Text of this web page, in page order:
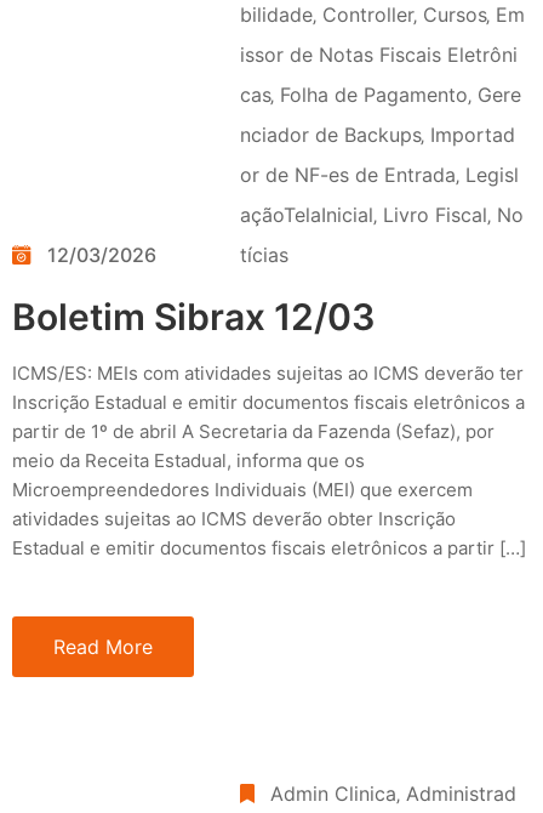
12/03/2026
bilidade‚ Controller‚ Cursos‚ Em
issor de Notas Fiscais Eletrôni
cas‚ Folha de Pagamento‚ Gere
nciador de Backups‚ Importad
or de NF-es de Entrada‚ Legisl
açãoTelaInicial‚ Livro Fiscal‚ No
tícias
Boletim Sibrax 12/03
ICMS/ES: MEIs com atividades sujeitas ao ICMS deverão ter
Inscrição Estadual e emitir documentos fiscais eletrônicos a
partir de 1º de abril A Secretaria da Fazenda (Sefaz), por
meio da Receita Estadual, informa que os
Microempreendedores Individuais (MEI) que exercem
atividades sujeitas ao ICMS deverão obter Inscrição
Estadual e emitir documentos fiscais eletrônicos a partir […]
Read More
Admin Clinica‚ Administrad